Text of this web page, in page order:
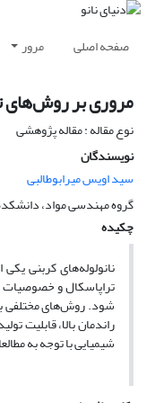
صفحه اصلی مرور
مروری بر روش‌های
نوع مقاله : مقاله پژوهشی
نویسندگان
سید اویس میرابوطالبی
گروه مهندسی مواد،
چکیده
نانولوله‌های کربنی
تراپاسکال و خصوصیات
شود. روش‌های مختلفی
راندمان بالا، قابلیت
شیمیایی با توجه به